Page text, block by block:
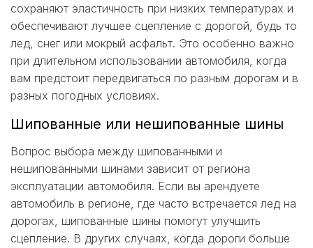
сохраняют эластичность при низких температурах и
обеспечивают лучшее сцепление с дорогой, будь то
лед, снег или мокрый асфальт. Это особенно важно
при длительном использовании автомобиля, когда
вам предстоит передвигаться по разным дорогам и в
разных погодных условиях.
Шипованные или нешипованные шины
Вопрос выбора между шипованными и
нешипованными шинами зависит от региона
эксплуатации автомобиля. Если вы арендуете
автомобиль в регионе, где часто встречается лед на
дорогах, шипованные шины помогут улучшить
сцепление. В других случаях, когда дороги больше